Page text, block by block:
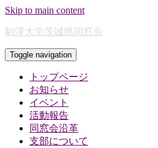
Skip to main content
駒澤大学茨城県同窓会
Toggle navigation
トップページ
お知らせ
イベント
活動報告
同窓会沿革
支部について